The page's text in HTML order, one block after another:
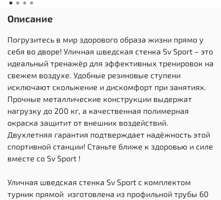
Описание
Погрузитесь в мир здорового образа жизни прямо у
себя во дворе! Уличная шведская стенка Sv Sport – это
идеальный тренажёр для эффективных тренировок на
свежем воздухе. Удобные резиновые ступени
исключают скольжение и дискомфорт при занятиях.
Прочные металлические конструкции выдержат
нагрузку до 200 кг, а качественная полимерная
окраска защитит от внешних воздействий.
Двухлетняя гарантия подтверждает надёжность этой
спортивной станции! Станьте ближе к здоровью и силе
вместе со Sv Sport !
Уличная шведская стенка Sv Sport с комплектом
турник прямой изготовлена из профильной трубы 60